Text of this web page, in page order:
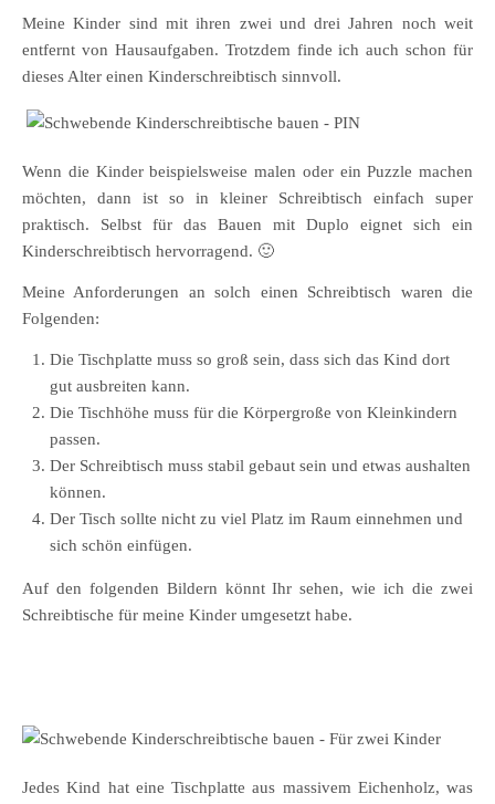
Meine Kinder sind mit ihren zwei und drei Jahren noch weit
entfernt von Hausaufgaben. Trotzdem finde ich auch schon für
dieses Alter einen Kinderschreibtisch sinnvoll.
Wenn die Kinder beispielsweise malen oder ein Puzzle machen
möchten, dann ist so in kleiner Schreibtisch einfach super
praktisch. Selbst für das Bauen mit Duplo eignet sich ein
Kinderschreibtisch hervorragend. 🙂
Meine Anforderungen an solch einen Schreibtisch waren die
Folgenden:
Die Tischplatte muss so groß sein, dass sich das Kind dort
gut ausbreiten kann.
Die Tischhöhe muss für die Körpergroße von Kleinkindern
passen.
Der Schreibtisch muss stabil gebaut sein und etwas aushalten
können.
Der Tisch sollte nicht zu viel Platz im Raum einnehmen und
sich schön einfügen.
Auf den folgenden Bildern könnt Ihr sehen, wie ich die zwei
Schreibtische für meine Kinder umgesetzt habe.
Jedes Kind hat eine Tischplatte aus massivem Eichenholz, was